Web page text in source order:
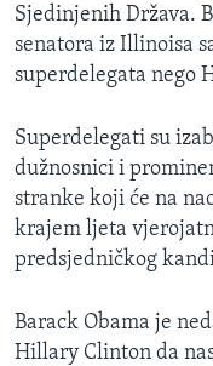
PRATITE NAS
Jezici
Sjedinjenih Država.
senatora iz Illinoisa
superdelegata nego
Superdelegati su
dužnosnici i
stranke koji će na
krajem ljeta
predsjedničkog
Barack Obama je
Hillary Clinton da